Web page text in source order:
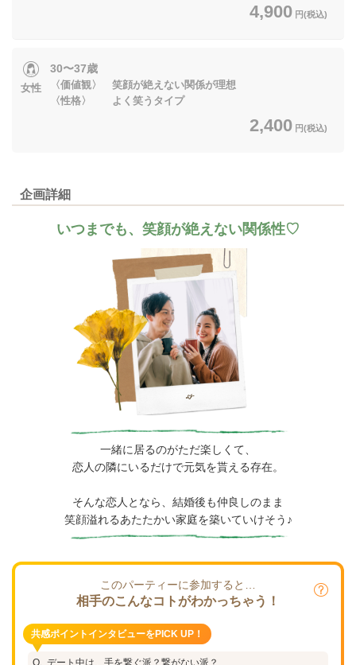
4,900 円(税込)
女性
30〜37歳
〈価値観〉 笑顔が絶えない関係が理想
〈性格〉 よく笑うタイプ
2,400 円(税込)
企画詳細
いつまでも、笑顔が絶えない関係性♡
一緒に居るのがただ楽しくて、
恋人の隣にいるだけで元気を貰える存在。
そんな恋人となら、結婚後も仲良しのまま
笑顔溢れるあたたかい家庭を築いていけそう♪
このパーティーに参加すると…
相手のこんなコトがわかっちゃう！
共感ポイントインタビューをPICK UP！
デート中は、手を繋ぐ派？繋がない派？